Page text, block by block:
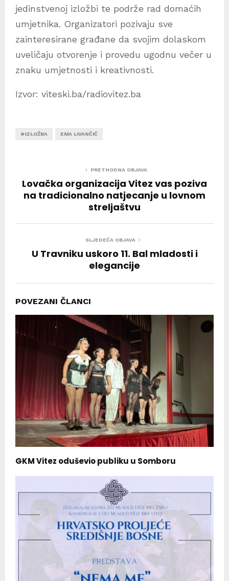
jedinstvenoj izložbi te podrže rad domaćih
umjetnika. Organizatori pozivaju sve
zainteresirane građane da svojim dolaskom
uveličaju otvorenje i provedu ugodnu večer u
znaku umjetnosti i kreativnosti.
Izvor: viteski.ba/radiovitez.ba
#IZLOŽBA EMA LIVANČIĆ
PRETHODNA OBJAVA
Lovačka organizacija Vitez vas poziva
na tradicionalno natjecanje u lovnom
streljaštvu
SLJEDEĆA OBJAVA
U Travniku uskoro 11. Bal mladosti i
elegancije
POVEZANI ČLANCI
GKM Vitez oduševio publiku u Somboru